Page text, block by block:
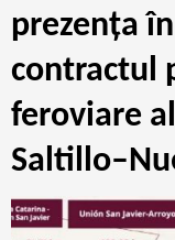
prezența
contractul
feroviare